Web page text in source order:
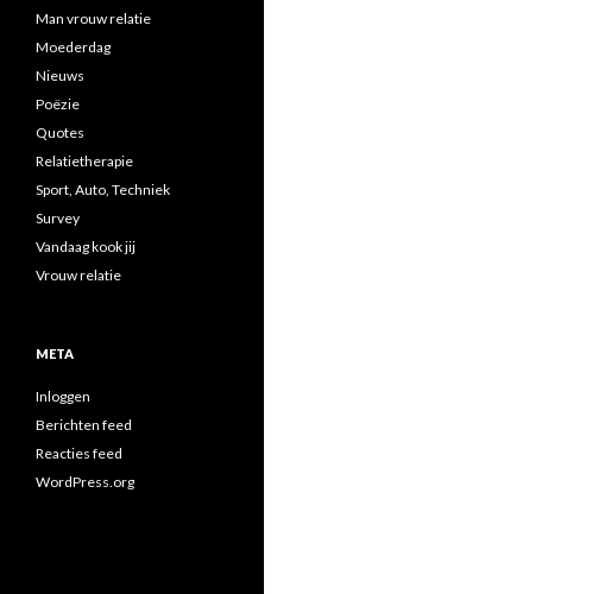
Man vrouw relatie
Moederdag
Nieuws
Poëzie
Quotes
Relatietherapie
Sport, Auto, Techniek
Survey
Vandaag kook jij
Vrouw relatie
META
Inloggen
Berichten feed
Reacties feed
WordPress.org